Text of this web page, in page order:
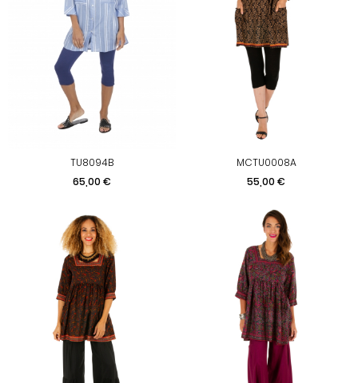
TU8094B
Prix
65,00 €
MCTU0008A
Prix
55,00 €